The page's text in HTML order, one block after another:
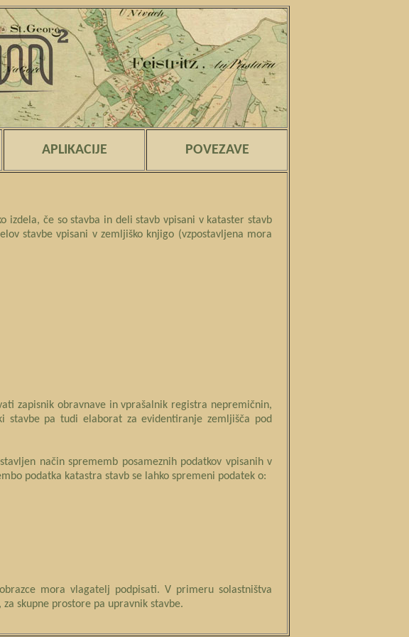
APLIKACIJE POVEZAVE
izdela, če so stavba in deli stavb vpisani v kataster stavb
stavbe vpisani v zemljiško knjigo (vzpostavljena mora
zapisnik obravnave in vprašalnik registra nepremičnin,
pa tudi elaborat za evidentiranje zemljišča pod
način sprememb posameznih podatkov vpisanih v
podatka katastra stavb se lahko spremeni podatek o:
mora vlagatelj podpisati. V primeru solastništva
skupne prostore pa upravnik stavbe.